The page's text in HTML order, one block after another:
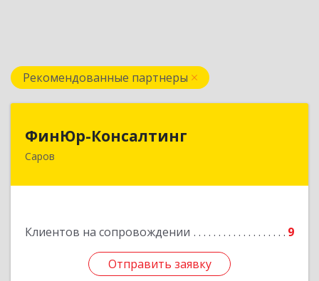
Рекомендованные партнеры
ФинЮр-Консалтинг
Саров
Клиентов на сопровождении 9
Отправить заявку
Отправить заявку